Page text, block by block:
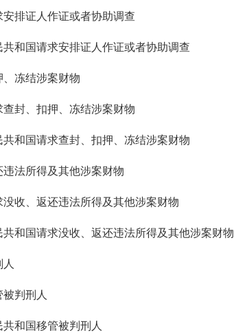
排证人作证或者协助调查
和国请求安排证人作证或者协助调查
冻结涉案财物
封、扣押、冻结涉案财物
和国请求查封、扣押、冻结涉案财物
法所得及其他涉案财物
收、返还违法所得及其他涉案财物
和国请求没收、返还违法所得及其他涉案财物
判刑人
和国移管被判刑人